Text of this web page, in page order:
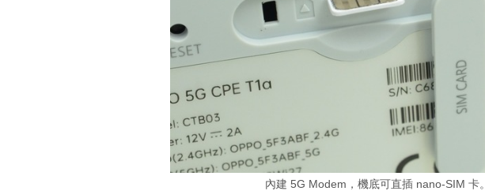
內建 5G Modem，機底可直插 nano-SIM 卡。